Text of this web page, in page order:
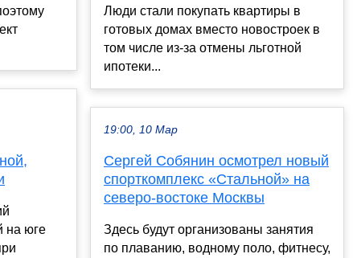
на юге
Люди стали покупать квартиры в
готовых домах вместо новостроек в
том числе из-за отмены льготной
ипотеки...
19:00, 10 Мар
Сергей Собянин осмотрел новый
спорткомплекс «Стальной» на
северо-востоке Москвы
Здесь будут организованы занятия
по плаванию, водному поло, фитнесу,